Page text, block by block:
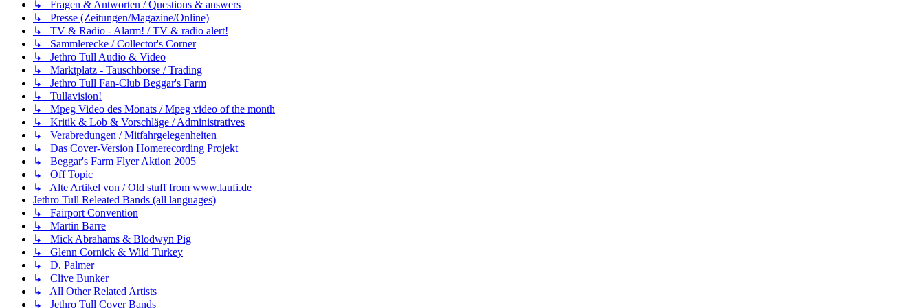
↳ Fragen & Antworten / Questions & answers
↳ Presse (Zeitungen/Magazine/Online)
↳ TV & Radio - Alarm! / TV & radio alert!
↳ Sammlerecke / Collector's Corner
↳ Jethro Tull Audio & Video
↳ Marktplatz - Tauschbörse / Trading
↳ Jethro Tull Fan-Club Beggar's Farm
↳ Tullavision!
↳ Mpeg Video des Monats / Mpeg video of the month
↳ Kritik & Lob & Vorschläge / Administratives
↳ Verabredungen / Mitfahrgelegenheiten
↳ Das Cover-Version Homerecording Projekt
↳ Beggar's Farm Flyer Aktion 2005
↳ Off Topic
↳ Alte Artikel von / Old stuff from www.laufi.de
Jethro Tull Releated Bands (all languages)
↳ Fairport Convention
↳ Martin Barre
↳ Mick Abrahams & Blodwyn Pig
↳ Glenn Cornick & Wild Turkey
↳ D. Palmer
↳ Clive Bunker
↳ All Other Related Artists
↳ Jethro Tull Cover Bands